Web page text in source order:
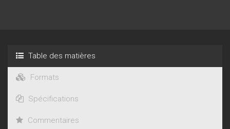
Table des matières
Formats
Spécifications
Commentaires